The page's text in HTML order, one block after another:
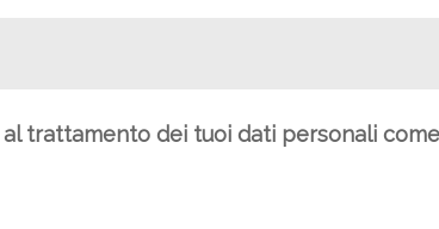
trattamento dei tuoi dati personali